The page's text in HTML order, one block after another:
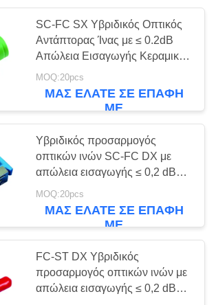
SC-FC SX Υβριδικός Οπτικός
Αντάπτορας Ίνας με ≤ 0.2dB
Απώλεια Εισαγωγής Κεραμικό
ή Μεταλλικό Δακτύλιο για
Μεγάλο Εύρος Θερμοκρασίας
(-40 έως +85℃)
MOQ:20pcs
ΜΑΣ ΕΛΆΤΕ ΣΕ ΕΠΑΦΉ
ΜΕ
Υβριδικός προσαρμογός
οπτικών ινών SC-FC DX με
απώλεια εισαγωγής ≤ 0,2 dB
και μεγάλη θερμοκρασία
λειτουργίας (-40 έως +85 °C)
MOQ:20pcs
ΜΑΣ ΕΛΆΤΕ ΣΕ ΕΠΑΦΉ
ΜΕ
FC-ST DX Υβριδικός
προσαρμογός οπτικών ινών με
απώλεια εισαγωγής ≤ 0,2 dB